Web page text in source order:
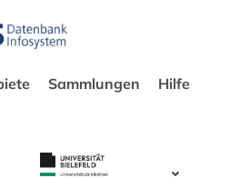
Sammlungen Hilfe